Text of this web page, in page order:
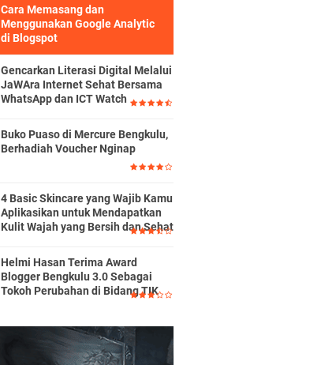
Cara Memasang dan
Menggunakan Google Analytic
di Blogspot
Gencarkan Literasi Digital Melalui
JaWAra Internet Sehat Bersama
WhatsApp dan ICT Watch
Buko Puaso di Mercure Bengkulu,
Berhadiah Voucher Nginap
4 Basic Skincare yang Wajib Kamu
Aplikasikan untuk Mendapatkan
Kulit Wajah yang Bersih dan Sehat
Helmi Hasan Terima Award
Blogger Bengkulu 3.0 Sebagai
Tokoh Perubahan di Bidang TIK